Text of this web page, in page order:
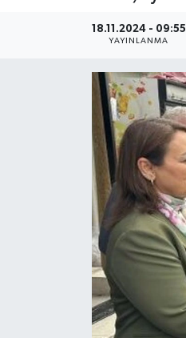
18.11.2024 - 09:55
YAYINLANMA